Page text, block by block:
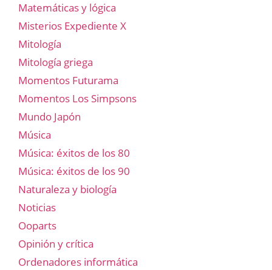
Matemáticas y lógica
Misterios Expediente X
Mitología
Mitología griega
Momentos Futurama
Momentos Los Simpsons
Mundo Japón
Música
Música: éxitos de los 80
Música: éxitos de los 90
Naturaleza y biología
Noticias
Ooparts
Opinión y crítica
Ordenadores informática